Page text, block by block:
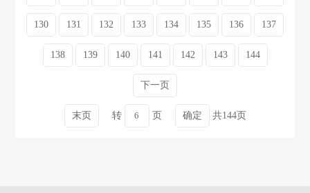
130 131 132 133 134 135 136 137
138 139 140 141 142 143 144
下一页
末页 转 页 确定 共144页